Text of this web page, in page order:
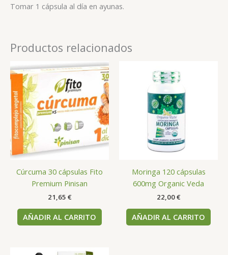
Tomar 1 cápsula al día en ayunas.
Productos relacionados
Cúrcuma 30 cápsulas Fito
Premium Pinisan
21,65 €
AÑADIR AL CARRITO
Moringa 120 cápsulas
600mg Organic Veda
22,00€
AÑADIR AL CARRITO